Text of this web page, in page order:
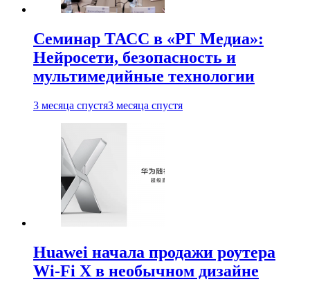
Семинар ТАСС в «РГ Медиа»:
Нейросети, безопасность и
мультимедийные технологии
3 месяца спустя3 месяца спустя
Huawei начала продажи роутера
Wi-Fi X в необычном дизайне